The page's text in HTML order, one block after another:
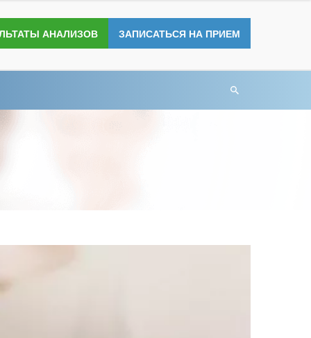
АНАЛИЗОВ ЗАПИСАТЬСЯ НА ПРИЕМ